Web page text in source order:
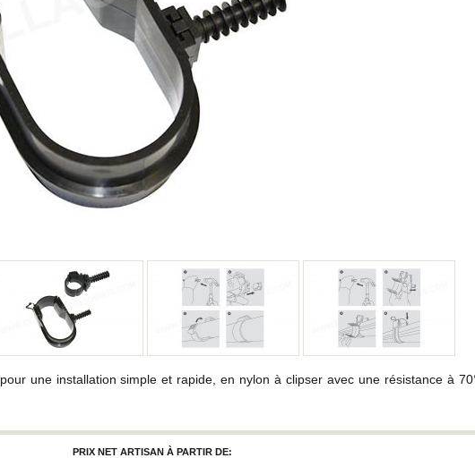
une installation simple et rapide, en nylon à clipser avec une résistance à
PRIX NET ARTISAN À PARTIR DE: